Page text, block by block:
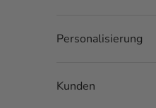
Personalisierung
Kunden